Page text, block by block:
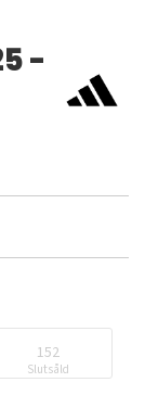
-
152
Slutsåld